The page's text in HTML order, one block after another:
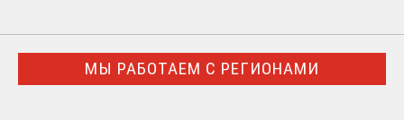
МЫ РАБОТАЕМ С РЕГИОНАМИ